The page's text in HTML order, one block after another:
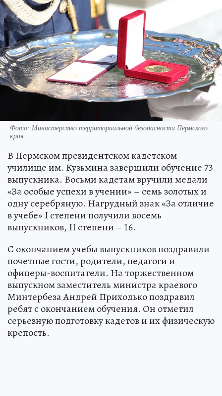
Фото: Министерство территориальной безопасности Пермского
края
В Пермском президентском кадетском
училище им. Кузьмина завершили обучение 73
выпускника. Восьми кадетам вручили медали
«За особые успехи в учении» – семь золотых и
одну серебряную. Нагрудный знак «За отличие
в учебе» I степени получили восемь
выпускников, II степени – 16.
С окончанием учебы выпускников поздравили
почетные гости, родители, педагоги и
офицеры-воспитатели. На торжественном
выпускном заместитель министра краевого
Минтербеза Андрей Приходько поздравил
ребят с окончанием обучения. Он отметил
серьезную подготовку кадетов и их физическую
крепость.